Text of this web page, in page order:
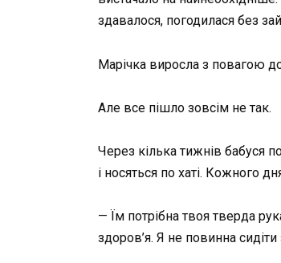
здавалося, погодилася без
Марічка виросла з повагою
Але все пішло зовсім не так.
Через кілька тижнів бабуся
і носяться по хаті. Кожного
— Їм потрібна твоя тверда
здоров’я. Я не повинна